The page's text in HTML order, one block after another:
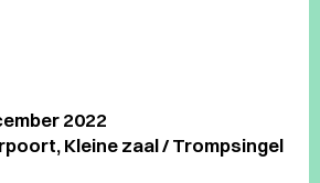
2022
Kleine zaal / Trompsingel